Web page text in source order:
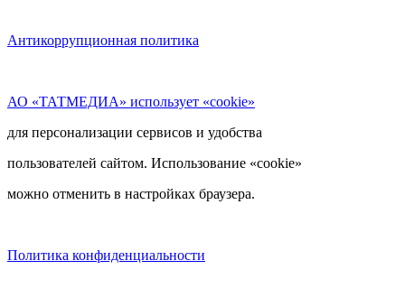
Антикоррупционная политика
АО «ТАТМЕДИА» использует «cookie»
для персонализации сервисов и удобства
пользователей сайтом. Использование «cookie»
можно отменить в настройках браузера.
Политика конфиденциальности